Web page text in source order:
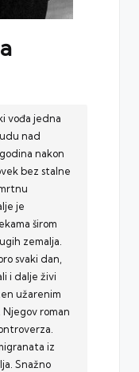
vođa jedna
nad
nakon
bez stalne
je
širom
zemalja.
svaki dan,
i dalje živi
užarenim
Njegov roman
iz
Snažno